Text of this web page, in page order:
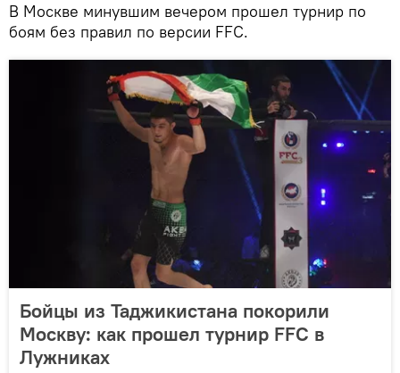
В Москве минувшим вечером прошел турнир по
боям без правил по версии FFC.
Бойцы из Таджикистана покорили
Москву: как прошел турнир FFC в
Лужниках